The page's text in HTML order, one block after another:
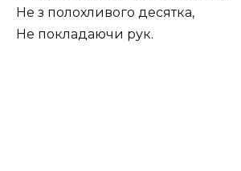
Не з полохливого десятка,
Не покладаючи рук.